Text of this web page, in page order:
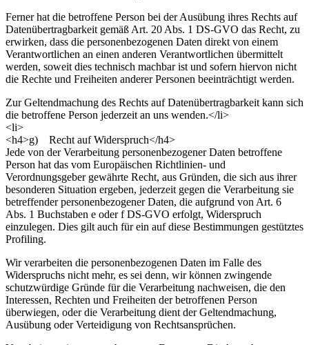
Ferner hat die betroffene Person bei der Ausübung ihres Rechts auf
Datenübertragbarkeit gemäß Art. 20 Abs. 1 DS-GVO das Recht, zu
erwirken, dass die personenbezogenen Daten direkt von einem
Verantwortlichen an einen anderen Verantwortlichen übermittelt
werden, soweit dies technisch machbar ist und sofern hiervon nicht
die Rechte und Freiheiten anderer Personen beeinträchtigt werden.
Zur Geltendmachung des Rechts auf Datenübertragbarkeit kann sich
die betroffene Person jederzeit an uns wenden.</li>
<li>
<h4>g) Recht auf Widerspruch</h4>
Jede von der Verarbeitung personenbezogener Daten betroffene
Person hat das vom Europäischen Richtlinien- und
Verordnungsgeber gewährte Recht, aus Gründen, die sich aus ihrer
besonderen Situation ergeben, jederzeit gegen die Verarbeitung sie
betreffender personenbezogener Daten, die aufgrund von Art. 6
Abs. 1 Buchstaben e oder f DS-GVO erfolgt, Widerspruch
einzulegen. Dies gilt auch für ein auf diese Bestimmungen gestütztes
Profiling.
Wir verarbeiten die personenbezogenen Daten im Falle des
Widerspruchs nicht mehr, es sei denn, wir können zwingende
schutzwürdige Gründe für die Verarbeitung nachweisen, die den
Interessen, Rechten und Freiheiten der betroffenen Person
überwiegen, oder die Verarbeitung dient der Geltendmachung,
Ausübung oder Verteidigung von Rechtsansprüchen.